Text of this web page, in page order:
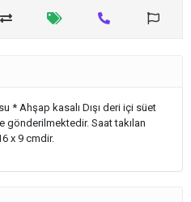
* Ahşap kasalı Dışı deri içi süet
gönderilmektedir. Saat takılan
x 9 cmdir.